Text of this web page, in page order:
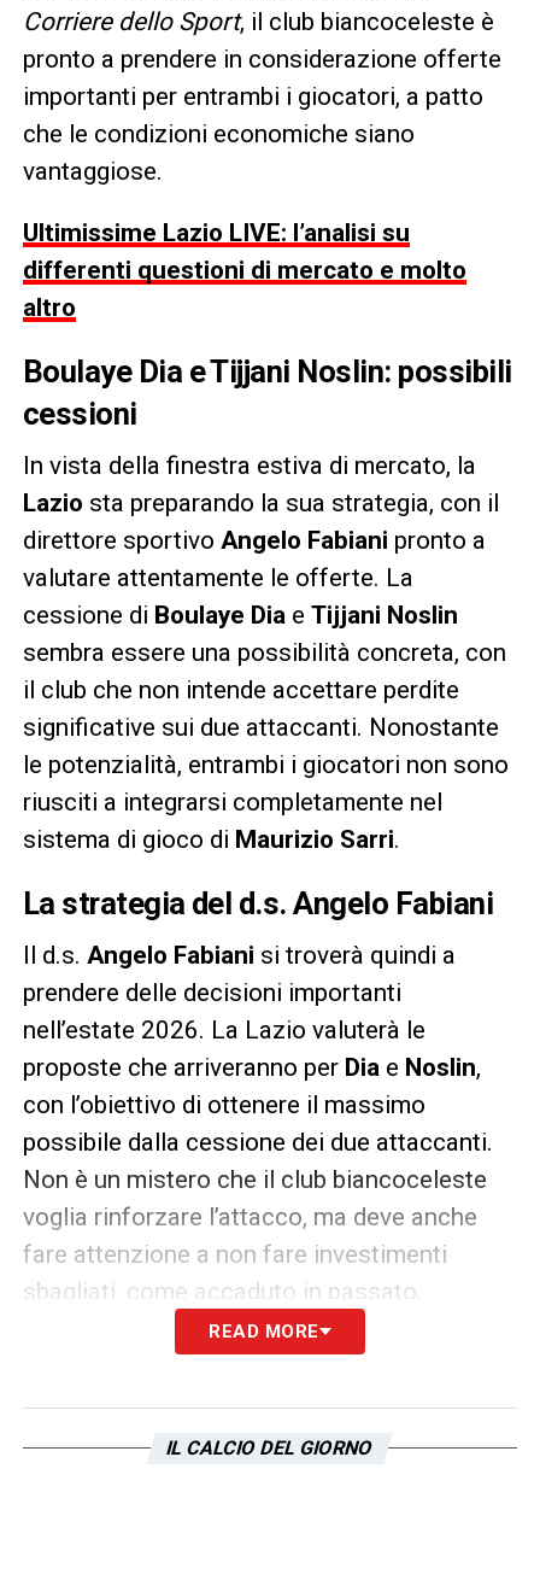
Corriere dello Sport, il club biancoceleste è
pronto a prendere in considerazione offerte
importanti per entrambi i giocatori, a patto
che le condizioni economiche siano
vantaggiose.
Ultimissime Lazio LIVE: l’analisi su
differenti questioni di mercato e molto
altro
Boulaye Dia e Tijjani Noslin: possibili
cessioni
In vista della finestra estiva di mercato, la
Lazio sta preparando la sua strategia, con il
direttore sportivo Angelo Fabiani pronto a
valutare attentamente le offerte. La
cessione di Boulaye Diae Tijjani Noslin
sembra essere una possibilità concreta, con
il club che non intende accettare perdite
significative sui due attaccanti. Nonostante
le potenzialità, entrambi i giocatori non sono
riusciti a integrarsi completamente nel
sistema di gioco di Maurizio Sarri.
La strategia del d.s. Angelo Fabiani
Il d.s. Angelo Fabiani si troverà quindi a
prendere delle decisioni importanti
nell’estate 2026. La Lazio valuterà le
proposte che arriveranno per Diae Noslin,
con l’obiettivo di ottenere il massimo
possibile dalla cessione dei due attaccanti.
Non è un mistero che il club biancoceleste
voglia rinforzare l’attacco, ma deve anche
fare attenzione a non fare investimenti
sbagliati, come accaduto in passato.
READ MORE
IL CALCIO DEL GIORNO